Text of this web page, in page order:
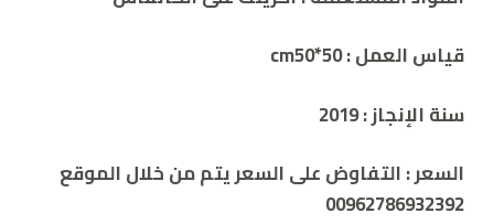
قياس العمل : cm50*50
سنة الإنجاز : 2019
السعر : التفاوض على السعر يتم من خلال الموقع
00962786932392